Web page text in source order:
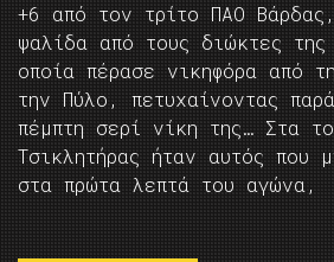
+6 από τον τρίτο ΠΑΟ
ψαλίδα από τους διώκτες
οποία πέρασε νικηφόρα από
την Πύλο, πετυχαίνοντας
πέμπτη σερί νίκη της… Στα
Τσικλητήρας ήταν αυτός που
στα πρώτα λεπτά του αγώνα,